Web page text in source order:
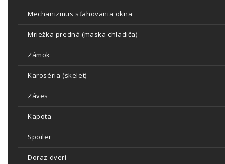
Mechanizmus sťahovania okna
Mriežka predná (maska chladiča)
Zámok
Karoséria (skelet)
Záves
Kapota
Spoiler
Doraz dverí